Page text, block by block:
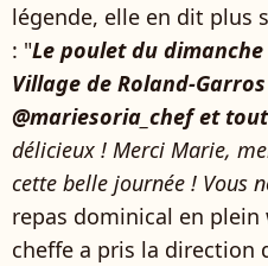
légende, elle en dit plus
: "Le poulet du
Village de Roland-
@mariesoria_chef et
délicieux ! Merci Marie,
cette belle journée ! Vous
repas dominical en
cheffe a pris la direction